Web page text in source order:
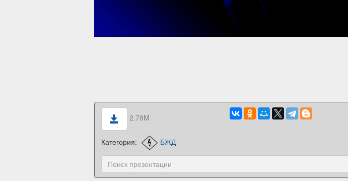
2.78M
Категория: БЖД